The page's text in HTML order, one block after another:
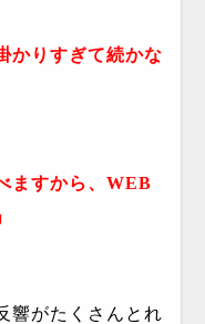
かりすぎて続かな
ますから、 WEB
響がたくさんとれ